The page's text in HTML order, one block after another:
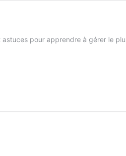
pour apprendre à gérer le